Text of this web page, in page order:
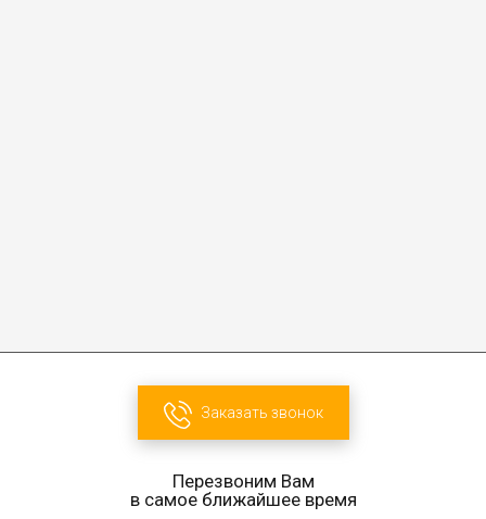
Заказать звонок
Перезвоним Вам
в самое ближайшее время